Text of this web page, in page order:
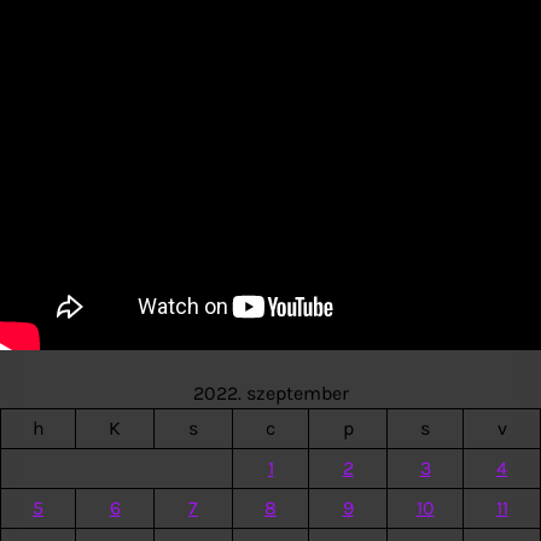
2022. szeptember
h
K s c p s
v
1
2 3
4
5
6 7 8 9 10
11